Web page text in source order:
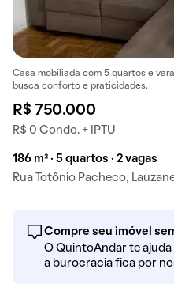
Casa mobiliada com 5 quartos e
busca conforto e praticidades.
R$ 750.000
R$ 0 Condo. + IPTU
186 m² · 5 quartos · 2 vagas
Rua Totônio Pacheco,
Compre seu imóvel
O QuintoAndar te
a burocracia fica por